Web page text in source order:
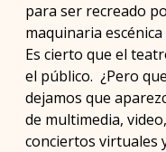
para ser recreado
maquinaria
Es cierto que el
el público.  ¿Pero
dejamos que
de multimedia,
conciertos virtuales